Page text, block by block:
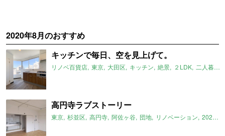
2020年8月のおすすめ
キッチンで毎日、空を見上げて。
リノベ百貨店 東京 大田区 キッチン 絶景 ２LDK 二人暮らし
高円寺ラブストーリー
東京 杉並区 高円寺 阿佐ヶ谷 団地 リノベーション 2020年8月のおすすめ